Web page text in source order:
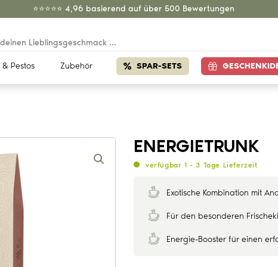
⭐️⭐️⭐️⭐️⭐️ 4,96 basierend auf über 500 Bewertungen
& Pestos Zubehör SPAR-SETS
ENERGIETRUNK
verfügbar 1 - 3 Tage Lieferzeit
Exotische Kombination mit
Für den besonderen
Energie-Booster für einen